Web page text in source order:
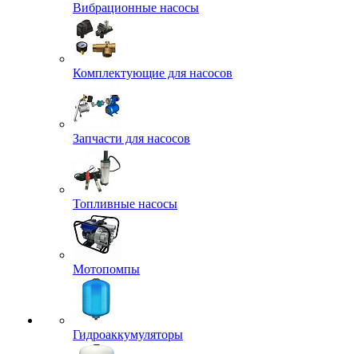
Вибрационные насосы
Комплектующие для насосов
Запчасти для насосов
Топливные насосы
Мотопомпы
Гидроаккумуляторы